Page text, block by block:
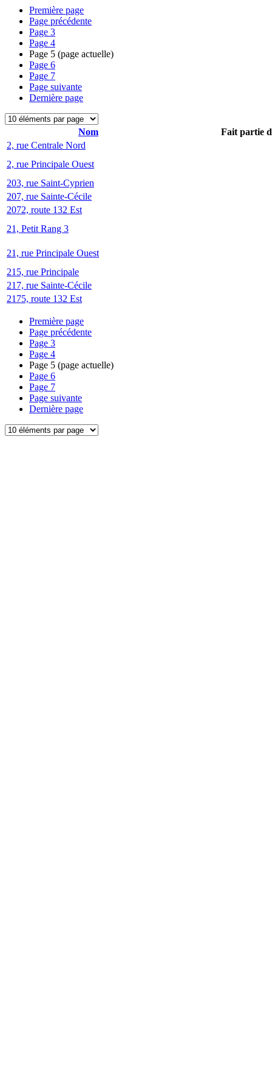
Première page
Page précédente
Page 3
Page 4
Page 5 (page actuelle)
Page 6
Page 7
Page suivante
Dernière page
Nom
Fait partie
2, rue Centrale Nord
2, rue Principale Ouest
203, rue Saint-Cyprien
207, rue Sainte-Cécile
2072, route 132 Est
21, Petit Rang 3
21, rue Principale Ouest
215, rue Principale
217, rue Sainte-Cécile
2175, route 132 Est
Première page
Page précédente
Page 3
Page 4
Page 5 (page actuelle)
Page 6
Page 7
Page suivante
Dernière page